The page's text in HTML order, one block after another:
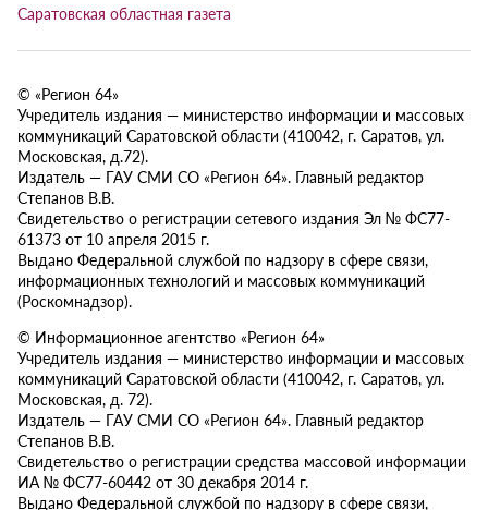
Саратовская областная газета
© «Регион 64»
Учредитель издания — министерство информации и массовых
коммуникаций Саратовской области (410042, г. Саратов, ул.
Московская, д.72).
Издатель — ГАУ СМИ СО «Регион 64». Главный редактор
Степанов В.В.
Свидетельство о регистрации сетевого издания Эл № ФС77-
61373 от 10 апреля 2015 г.
Выдано Федеральной службой по надзору в сфере связи,
информационных технологий и массовых коммуникаций
(Роскомнадзор).
© Информационное агентство «Регион 64»
Учредитель издания — министерство информации и массовых
коммуникаций Саратовской области (410042, г. Саратов, ул.
Московская, д. 72).
Издатель — ГАУ СМИ СО «Регион 64». Главный редактор
Степанов В.В.
Свидетельство о регистрации средства массовой информации
ИА № ФС77-60442 от 30 декабря 2014 г.
Выдано Федеральной службой по надзору в сфере связи,